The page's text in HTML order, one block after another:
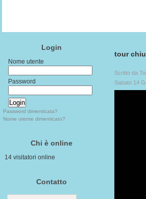
Login
Nome utente
Password
Password dimenticata?
Nome utente dimenticato?
Chi è online
14 visitatori online
Contatto
tour
Scritto da
Sabato 14